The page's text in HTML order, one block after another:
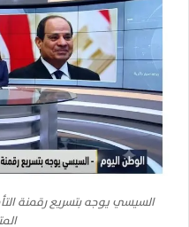
السيسي يوجه بتسريع رقمنة